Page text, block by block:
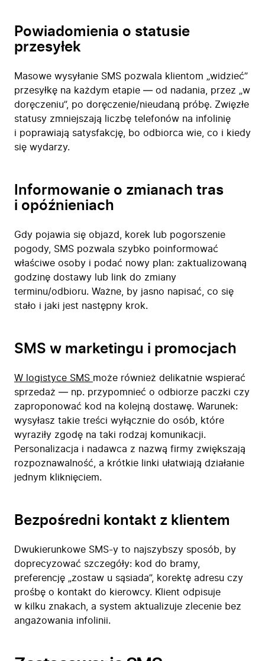
Powiadomienia o statusie
przesyłek
Masowe wysyłanie SMS pozwala klientom „widzieć”
przesyłkę na każdym etapie — od nadania, przez „w
doręczeniu”, po doręczenie/nieudaną próbę. Zwięzłe
statusy zmniejszają liczbę telefonów na infolinię
i poprawiają satysfakcję, bo odbiorca wie, co i kiedy
się wydarzy.
Informowanie o zmianach tras
i opóźnieniach
Gdy pojawia się objazd, korek lub pogorszenie
pogody, SMS pozwala szybko poinformować
właściwe osoby i podać nowy plan: zaktualizowaną
godzinę dostawy lub link do zmiany
terminu/odbioru. Ważne, by jasno napisać, co się
stało i jaki jest następny krok.
SMS w marketingu i promocjach
W logistyce SMS może również delikatnie wspierać
sprzedaż — np. przypomnieć o odbiorze paczki czy
zaproponować kod na kolejną dostawę. Warunek:
wysyłasz takie treści wyłącznie do osób, które
wyraziły zgodę na taki rodzaj komunikacji.
Personalizacja i nadawca z nazwą firmy zwiększają
rozpoznawalność, a krótkie linki ułatwiają działanie
jednym kliknięciem.
Bezpośredni kontakt z klientem
Dwukierunkowe SMS-y to najszybszy sposób, by
doprecyzować szczegóły: kod do bramy,
preferencję „zostaw u sąsiada”, korektę adresu czy
prośbę o kontakt do kierowcy. Klient odpisuje
w kilku znakach, a system aktualizuje zlecenie bez
angażowania infolinii.